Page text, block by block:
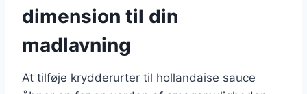
dimension til din
madlavning
At tilføje krydderurter til hollandaise sauce